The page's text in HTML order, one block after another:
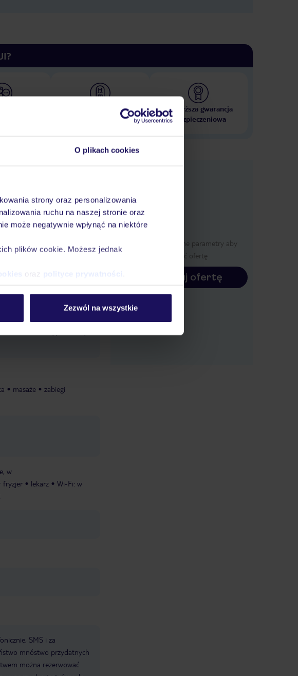
O plikach cookies
strony oraz personalizowania
ruchu na naszej stronie oraz
może negatywnie wpłynąć na niektóre
plików cookie. Możesz jednak
oraz polityce prywatności
Zezwól na wszystkie
10 000 hoteli w ponad 50
Najwyższa gwarancja
ubezpieczeniowa
Ważne
i zabaw: 4-12 lat
ze słodką
masaże
zabiegi
w
fryzjer lekarz
Wi-Fi: w
SMS i za
mnóstwo przydatnych
można rezerwować
Określ poszczególne parametry aby
wyświetlić ofertę
Konfiguruj ofertę